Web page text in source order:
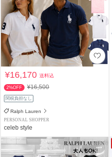
¥16,170送料込
2%OFF ¥16,500
関税負担なし
Ralph Lauren
PERSONAL SHOPPER
celeb style